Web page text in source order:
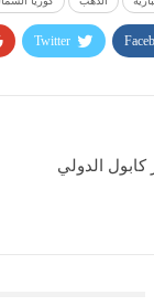
Twitter
الدولي